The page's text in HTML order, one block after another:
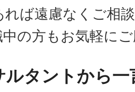
れば遠慮なくご相
の方もお気軽に
ルタントから一